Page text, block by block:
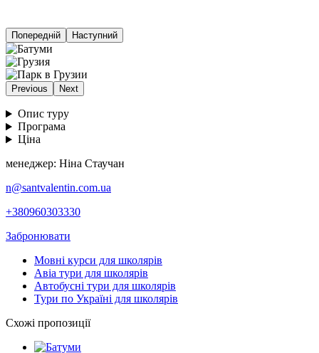
Попередній Наступний
Previous Next
Опис туру
Програма
Ціна
менеджер: Ніна Стаучан
n@santvalentin.com.ua
+380960303330
Забронювати
Мовні курси для школярів
Авіа тури для школярів
Автобусні тури для школярів
Тури по Україні для школярів
Схожі пропозиції